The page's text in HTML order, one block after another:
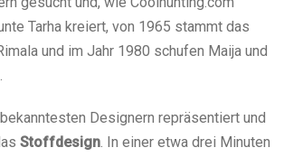
Tarha kreiert, von 1965 stammt das
und im Jahr 1980 schufen Maija und
Designern repräsentiert und
Stoffdesign. In einer etwa drei Minuten